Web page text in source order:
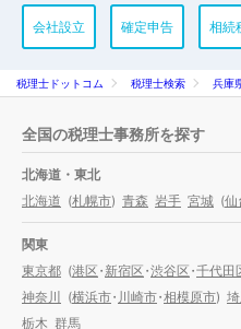
会社設立 確定申告 相続
税理士ドットコム 税理士検索 兵庫
全国の税理士事務所を探す
北海道・東北
北海道 (札幌市) 青森 岩手 宮城 (仙
関東
東京都 (港区・新宿区・渋谷区・千代田
神奈川
(横浜市・川崎市・相模原市)
栃木 群馬